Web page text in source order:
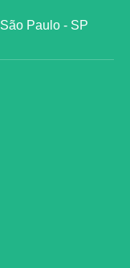
Paulo - SP